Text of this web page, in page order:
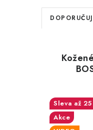
Ř
a
p
až
Akce